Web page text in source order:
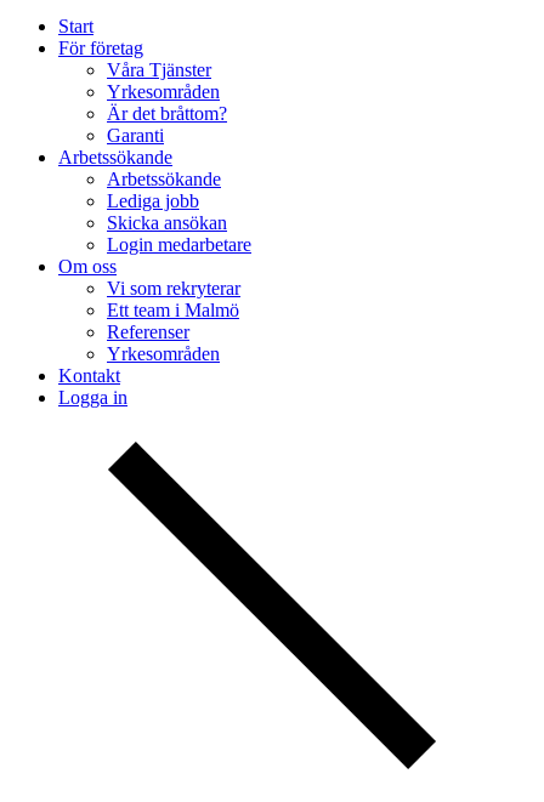
Start
För företag
Våra Tjänster
Yrkesområden
Är det bråttom?
Garanti
Arbetssökande
Arbetssökande
Lediga jobb
Skicka ansökan
Login medarbetare
Om oss
Vi som rekryterar
Ett team i Malmö
Referenser
Yrkesområden
Kontakt
Logga in